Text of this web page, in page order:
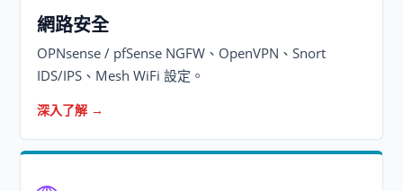
網路安全
OPNsense / pfSense NGFW、OpenVPN、Snort
IDS/IPS、Mesh WiFi 設定。
深入了解 →